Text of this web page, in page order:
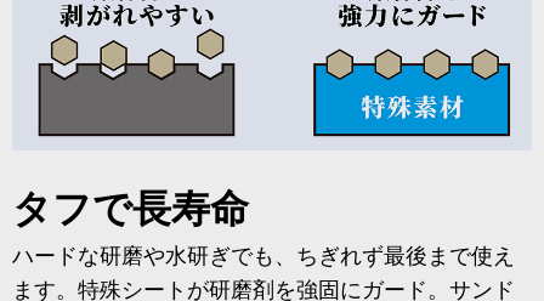
タフで長寿命
ハードな研磨や水研ぎでも、ちぎれず最後まで使え
ます。特殊シートが研磨剤を強固にガード。サンド